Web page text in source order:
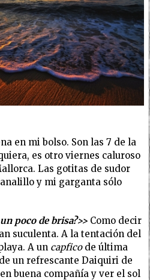
en mi bolso. Son las 7 de la
es otro viernes caluroso
Las gotitas de sudor
y mi garganta sólo
poco de brisa?>> Como decir
suculenta. A la tentación del
A un capficode última
un refrescante Daiquiri de
buena compañía y ver el sol